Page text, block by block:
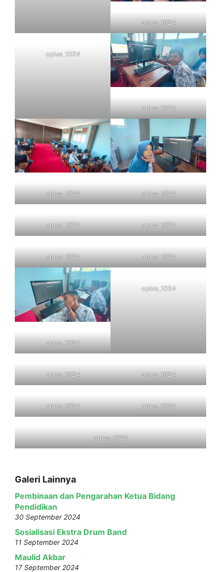
oplus_1024
oplus_1024
oplus_1024
oplus_1024 oplus_1024
oplus_1024 oplus_1024
oplus_1024 oplus_1024
oplus_1024
oplus_1024
oplus_1024 oplus_1024
oplus_1024 oplus_1024
oplus_1024
Galeri Lainnya
Pembinaan dan Pengarahan Ketua Bidang
Pendidikan
30 September 2024
Sosialisasi Ekstra Drum Band
11 September 2024
Maulid Akbar
17 September 2024